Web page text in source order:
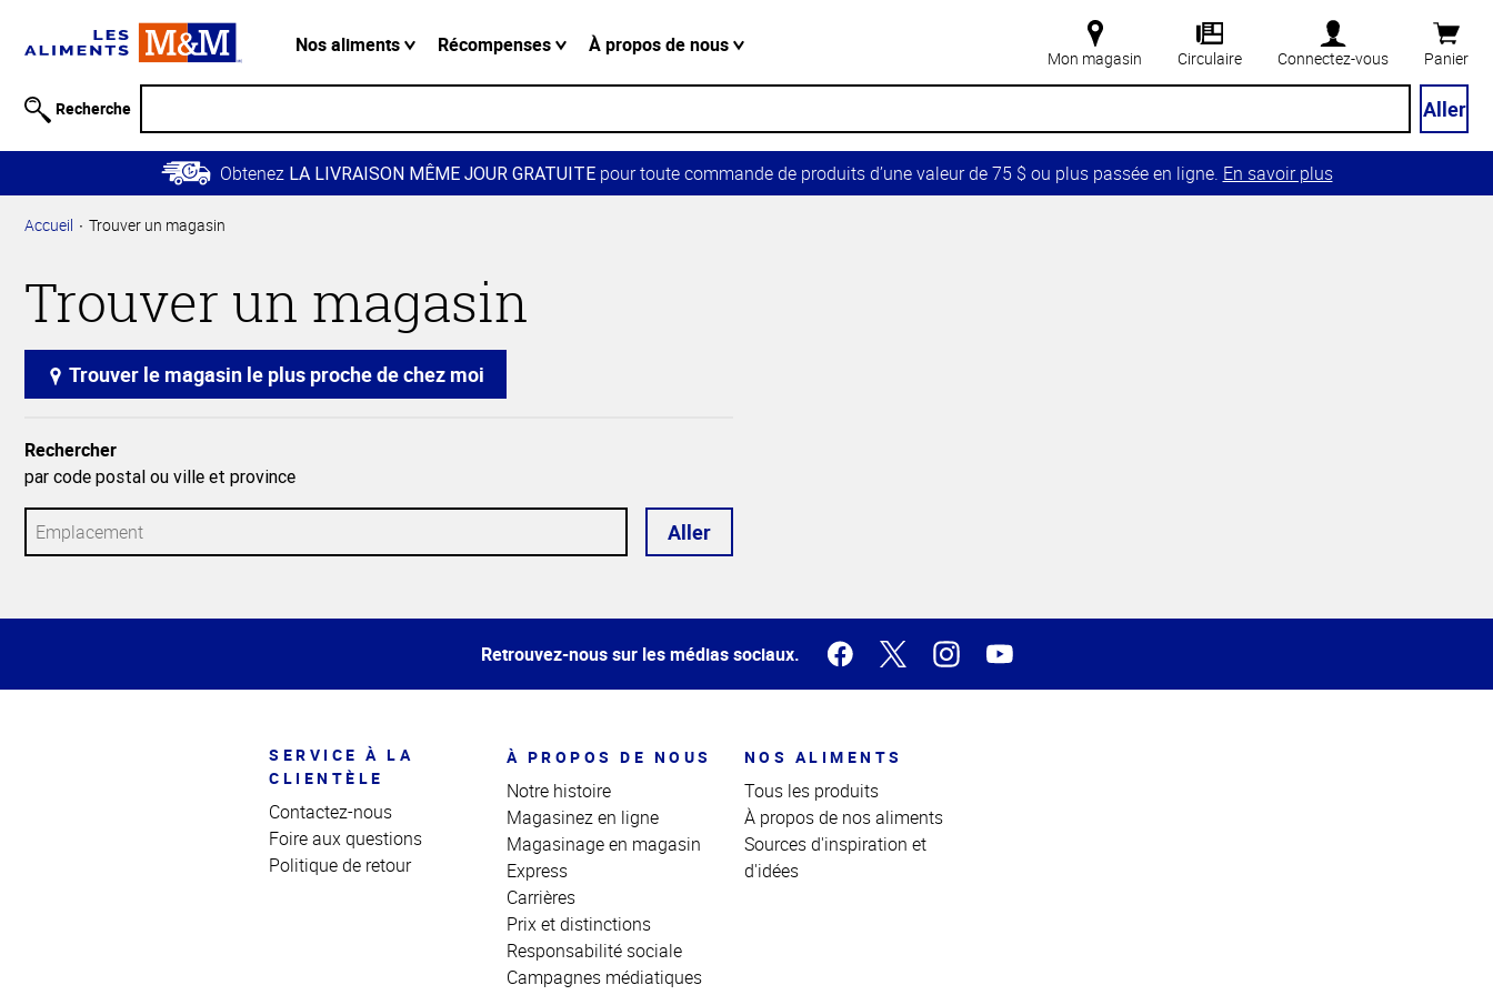
relative à
Passer
contenu
Retour à
principale
Nos aliments Récompenses À propos de nous
Mon magasin Circulaire Connectez-vous Panier
Recherche Aller
Obtenez LA LIVRAISON MÊME JOUR GRATUITEpour toute commande de produits d’une valeur de 75 $ ou plus passée en ligne. En savoir plus
Accueil Trouver un magasin
Trouver un magasin
Trouver le magasin le plus proche de chez moi
Rechercher
par code postal ou ville et province
Aller
de la
Retrouvez-nous sur les médias sociaux.
SERVICE À LA
CLIENTÈLE
Contactez-nous
Foire aux questions
Politique de retour
À PROPOS DE NOUS
Notre histoire
Magasinez en ligne
Magasinage en magasin
Express
Carrières
Prix et distinctions
Responsabilité sociale
Campagnes médiatiques
NOS ALIMENTS
Tous les produits
À propos de nos aliments
Sources d'inspiration et
d'idées